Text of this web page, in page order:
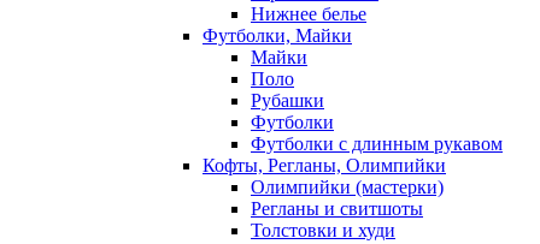
Нижнее белье
Футболки, Майки
Майки
Поло
Рубашки
Футболки
Футболки с длинным рукавом
Кофты, Регланы, Олимпийки
Олимпийки (мастерки)
Регланы и свитшоты
Толстовки и худи